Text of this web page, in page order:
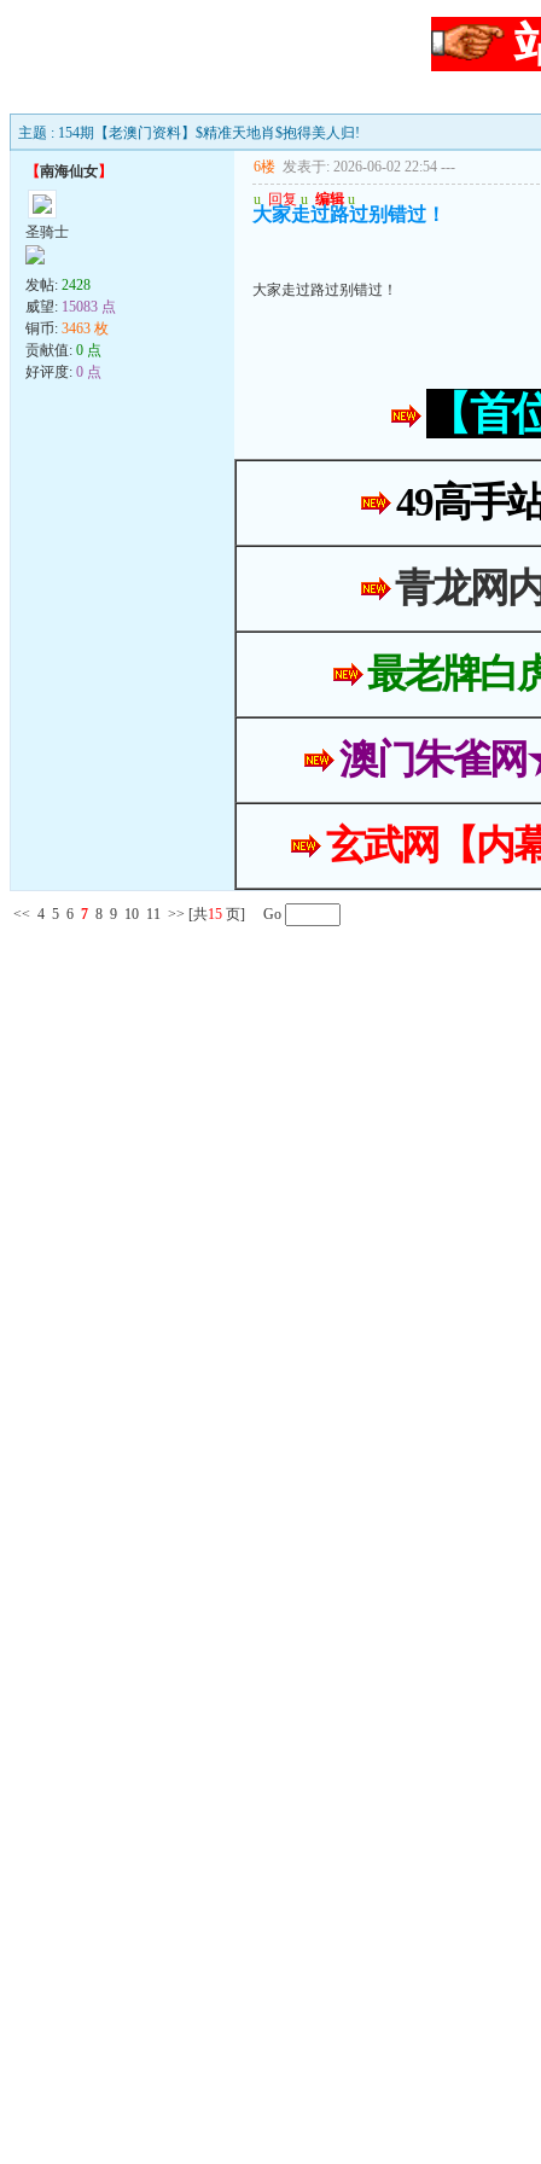
主题 : 154期【老澳门资料】$精准天地肖$抱得美人归!
【南海仙女】
圣骑士
发帖: 2428
威望: 15083 点
铜币: 3463 枚
贡献值: 0 点
好评度: 0 点
6楼 发表于: 2026-06-02 22:54 ---
u 回复 u 编辑 u
大家走过路过别错过！
大家走过路过别错过！
【
49高手
青龙网
最老牌白
澳门朱雀
玄武网【内
<< 4 5 6 7 8 9 10 11 >> [共15 页] Go